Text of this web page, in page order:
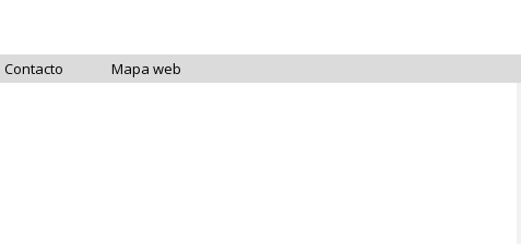
Contacto Mapa web